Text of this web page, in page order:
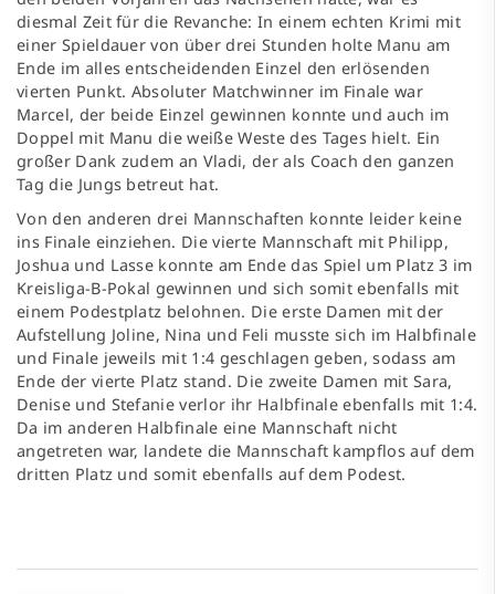
diesmal Zeit für die Revanche: In einem echten Krimi mit
einer Spieldauer von über drei Stunden holte Manu am
Ende im alles entscheidenden Einzel den erlösenden
vierten Punkt. Absoluter Matchwinner im Finale war
Marcel, der beide Einzel gewinnen konnte und auch im
Doppel mit Manu die weiße Weste des Tages hielt. Ein
großer Dank zudem an Vladi, der als Coach den ganzen
Tag die Jungs betreut hat.
Von den anderen drei Mannschaften konnte leider keine
ins Finale einziehen. Die vierte Mannschaft mit Philipp,
Joshua und Lasse konnte am Ende das Spiel um Platz 3 im
Kreisliga-B-Pokal gewinnen und sich somit ebenfalls mit
einem Podestplatz belohnen. Die erste Damen mit der
Aufstellung Joline, Nina und Feli musste sich im Halbfinale
und Finale jeweils mit 1:4 geschlagen geben, sodass am
Ende der vierte Platz stand. Die zweite Damen mit Sara,
Denise und Stefanie verlor ihr Halbfinale ebenfalls mit 1:4.
Da im anderen Halbfinale eine Mannschaft nicht
angetreten war, landete die Mannschaft kampflos auf dem
dritten Platz und somit ebenfalls auf dem Podest.